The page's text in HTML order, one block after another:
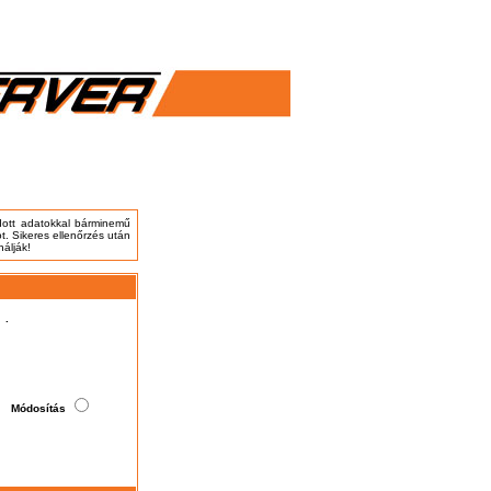
adatokkal bárminemű
Sikeres ellenőrzés után
Módosítás